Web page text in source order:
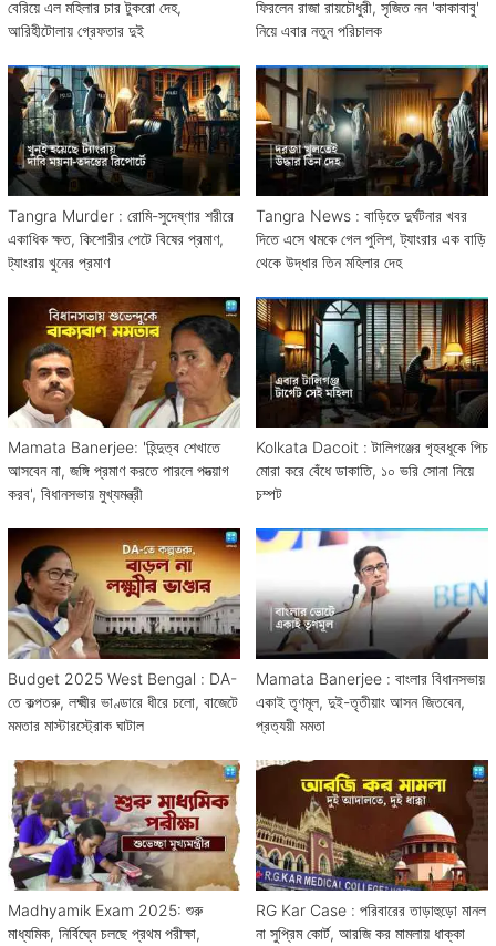
বেরিয়ে এল মহিলার চার টুকরো দেহ,
আরিহীটোলায় গ্রেফতার দুই
ফিরলেন রাজা রায়চৌধুরী, সৃজিত নন 'কাকাবাবু'
নিয়ে এবার নতুন পরিচালক
Tangra Murder : রোমি-সুদেষ্ণার শরীরে
একাধিক ক্ষত, কিশোরীর পেটে বিষের প্রমাণ,
ট্যাংরায় খুনের প্রমাণ
Tangra News : বাড়িতে দুর্ঘটনার খবর
দিতে এসে থমকে গেল পুলিশ, ট্যাংরার এক বাড়ি
থেকে উদ্ধার তিন মহিলার দেহ
Mamata Banerjee: 'হিন্দুত্ব শেখাতে
আসবেন না, জঙ্গি প্রমাণ করতে পারলে পদত্য়াগ
করব', বিধানসভায় মুখ্যমন্ত্রী
Kolkata Dacoit : টালিগঞ্জের গৃহবধূকে পিচ
মোরা করে বেঁধে ডাকাতি, ১০ ভরি সোনা নিয়ে
চম্পট
Budget 2025 West Bengal : DA-
তে কল্পতরু, লক্ষ্মীর ভাণ্ডারে ধীরে চলো, বাজেটে
মমতার মাস্টারস্ট্রোক ঘাটাল
Mamata Banerjee : বাংলার বিধানসভায়
একাই তৃণমূল, দুই-তৃতীয়াং আসন জিতবেন,
প্রত্যয়ী মমতা
Madhyamik Exam 2025: শুরু
মাধ্যমিক, নির্বিঘ্নে চলছে প্রথম পরীক্ষা,
RG Kar Case : পরিবারের তাড়াহুড়ো মানল
না সুপ্রিম কোর্ট, আরজি কর মামলায় ধাক্কা